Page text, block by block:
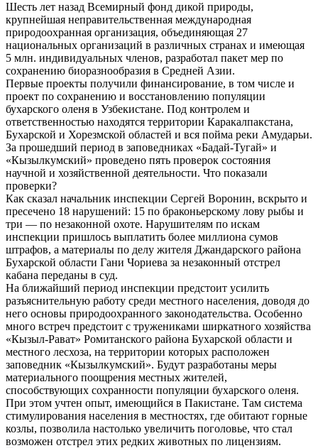
Шесть лет назад Всемирный фонд дикой природы,
крупнейшая неправительственная международная
природоохранная организация, объединяющая 27
национальных организаций в различных странах и имеющая
5 млн. индивидуальных членов, разработал пакет мер по
сохранению биоразнообразия в Средней Азии.
Первые проекты получили финансирование, в том числе и
проект по сохранению и восстановлению популяции
бухарского оленя в Узбекистане. Под контролем и
ответственностью находятся территории Каракалпакстана,
Бухарской и Хорезмской областей и вся пойма реки Амударьи.
За прошедший период в заповедниках «Бадай-Тугай» и
«Кызылкумский» проведено пять проверок состояния
научной и хозяйственной деятельности. Что показали
проверки?
Как сказал начальник инспекции Сергей Воронин, вскрыто и
пресечено 18 нарушений: 15 по браконьерскому лову рыбы и
три — по незаконной охоте. Нарушителям по искам
инспекции пришлось выплатить более миллиона сумов
штрафов, а материалы по делу жителя Джандарского района
Бухарской области Гани Чориева за незаконный отстрел
кабана переданы в суд.
На ближайший период инспекции предстоит усилить
разъяснительную работу среди местного населения, доводя до
него основы природоохранного законодательства. Особенно
много встреч предстоит с тружениками ширкатного хозяйства
«Кызыл-Рават» Ромитанского района Бухарской области и
местного лесхоза, на территории которых расположен
заповедник «Кызылкумский». Будут разработаны меры
материального поощрения местных жителей,
способствующих сохранности популяции бухарского оленя.
При этом учтен опыт, имеющийся в Пакистане. Там система
стимулирования населения в местностях, где обитают горные
козлы, позволила настолько увеличить поголовье, что стал
возможен отстрел этих редких животных по лицензиям.